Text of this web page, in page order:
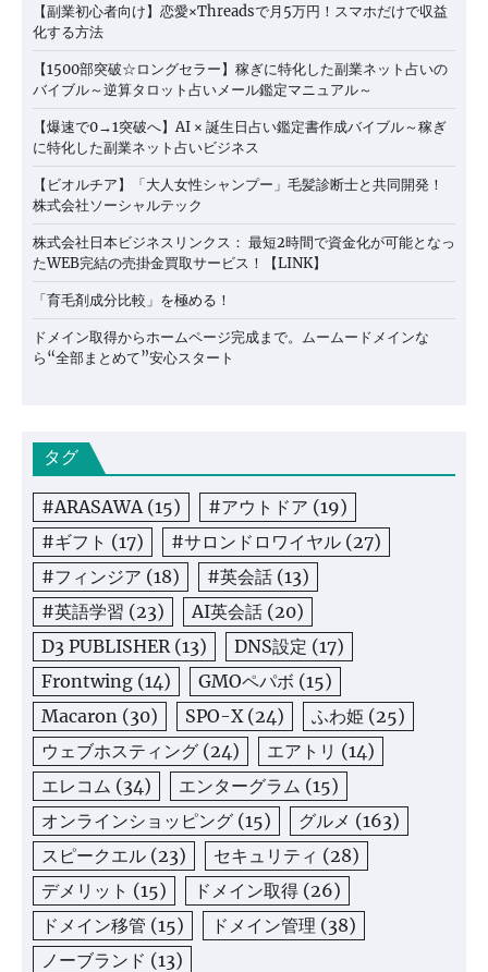
【副業初心者向け】恋愛×Threadsで月5万円！スマホだけで収益
化する方法
【1500部突破☆ロングセラー】稼ぎに特化した副業ネット占いの
バイブル～逆算タロット占いメール鑑定マニュアル～
【爆速で0→1突破へ】AI × 誕生日占い鑑定書作成バイブル～稼ぎ
に特化した副業ネット占いビジネス
【ビオルチア】「大人女性シャンプー」毛髪診断士と共同開発！
株式会社ソーシャルテック
株式会社日本ビジネスリンクス： 最短2時間で資金化が可能となっ
たWEB完結の売掛金買取サービス！【LINK】
「育毛剤成分比較」を極める！
ドメイン取得からホームページ完成まで。ムームードメインな
ら“全部まとめて”安心スタート
タグ
#ARASAWA (15) #アウトドア (19)
#ギフト (17) #サロンドロワイヤル (27)
#フィンジア (18) #英会話 (13)
#英語学習 (23) AI英会話 (20)
D3 PUBLISHER (13) DNS設定 (17)
Frontwing (14) GMOペパボ (15)
Macaron (30) SPO-X (24) ふわ姫 (25)
ウェブホスティング (24) エアトリ (14)
エレコム (34) エンターグラム (15)
オンラインショッピング (15) グルメ (163)
スピークエル (23) セキュリティ (28)
デメリット (15) ドメイン取得 (26)
ドメイン移管 (15) ドメイン管理 (38)
ノーブランド (13)